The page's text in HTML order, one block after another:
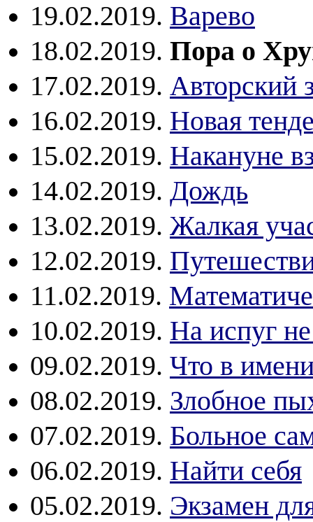
19.02.2019. Варево
18.02.2019. Пора о
17.02.2019. Авторский
16.02.2019. Новая
15.02.2019. Накануне
14.02.2019. Дождь
13.02.2019. Жалкая
12.02.2019.
11.02.2019.
10.02.2019. На испуг
09.02.2019. Что в
08.02.2019. Злобное
07.02.2019. Больное
06.02.2019. Найти себя
05.02.2019. Экзамен